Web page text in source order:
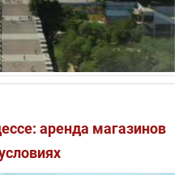
аренда магазинов